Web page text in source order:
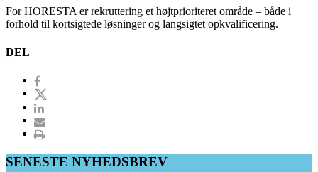
For HORESTA er rekruttering et højtprioriteret område – både i
forhold til kortsigtede løsninger og langsigtet opkvalificering.
DEL
SENESTE NYHEDSBREV